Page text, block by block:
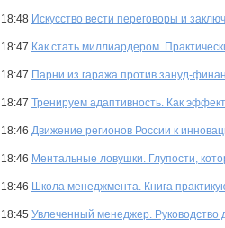
18:48 Искусство вести переговоры и
18:47 Как стать миллиардером.
18:47 Парни из гаража против зануд-
18:47 Тренируем адаптивность. Как
18:46 Движение регионов России к
18:46 Ментальные ловушки. Глупости,
18:46 Школа менеджмента. Книга
18:45 Увлеченный менеджер.